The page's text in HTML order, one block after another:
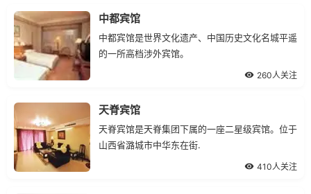
中都宾馆
中都宾馆是世界文化遗产、中国历史文化名城平遥
的一所高档涉外宾馆。
260人关注
天脊宾馆
天脊宾馆是天脊集团下属的一座二星级宾馆。位于
山西省潞城市中华东在街.
410人关注